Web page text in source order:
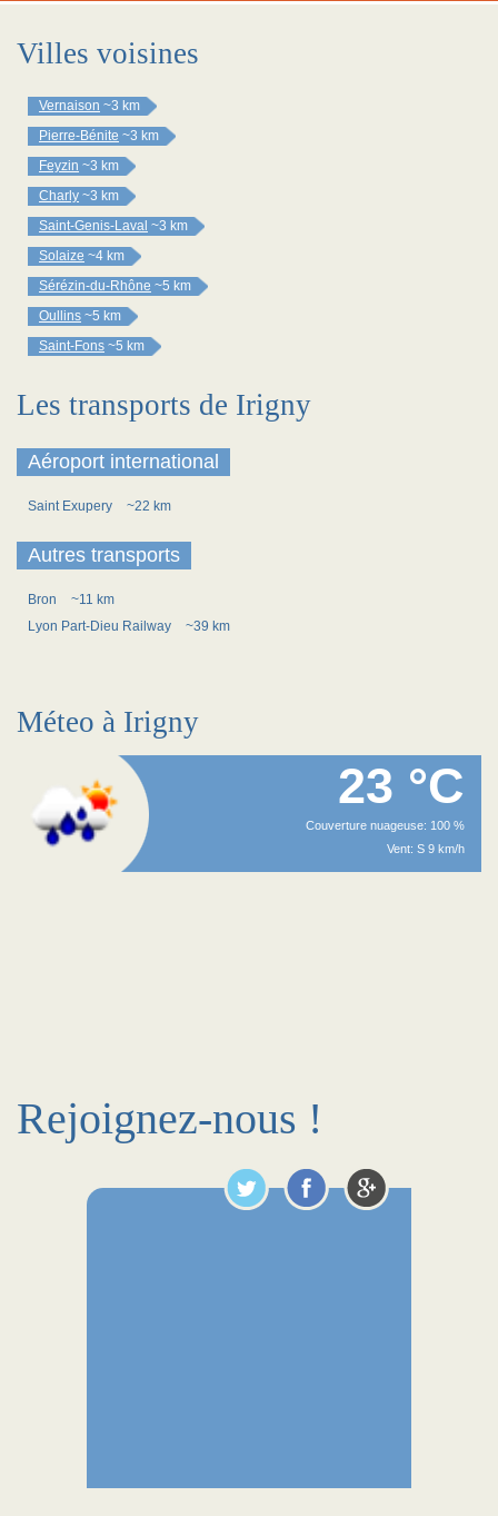
Villes voisines
Vernaison ~3 km
Pierre-Bénite ~3 km
Feyzin ~3 km
Charly ~3 km
Saint-Genis-Laval ~3 km
Solaize ~4 km
Sérézin-du-Rhône ~5 km
Oullins ~5 km
Saint-Fons ~5 km
Les transports de Irigny
Aéroport international
Saint Exupery ~22 km
Autres transports
Bron
~11 km
Lyon Part-Dieu Railway
~39 km
Méteo à Irigny
23 °C
Couverture nuageuse: 100 %
Vent: S 9 km/h
Rejoignez-nous !